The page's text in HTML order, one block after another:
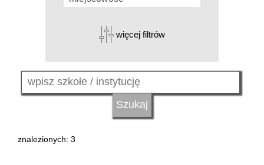
więcej filtrów
znalezionych: 3